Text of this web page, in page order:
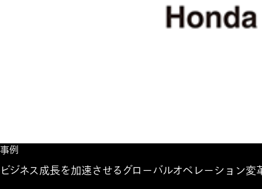
事例
ビジネス成長を加速させるグローバルオペレーション